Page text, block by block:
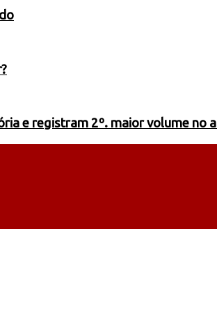
e registram 2º. maior volume no